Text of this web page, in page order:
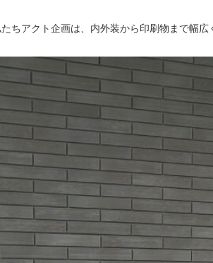
ちアクト企画は、内外装から印刷物まで幅広
代表挨拶